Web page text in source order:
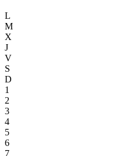
L
M
X
J
V
S
D
1
2
3
4
5
6
7